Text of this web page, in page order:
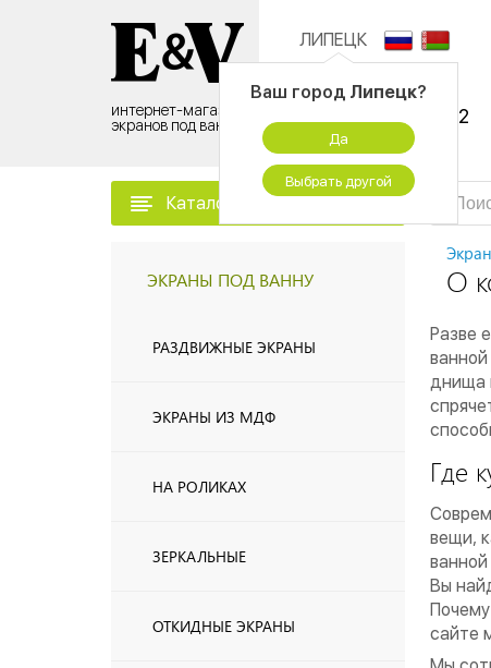
интернет-магазин
экранов под ванну
ЛИПЕЦК
Ваш город Липецк?
Да
Выбрать другой
Контактный центр:
8 (495) 500-96-52
временно не работаем
Каталог товаров
ЭКРАНЫ ПОД ВАННУ
РАЗДВИЖНЫЕ ЭКРАНЫ
ЭКРАНЫ ИЗ МДФ
НА РОЛИКАХ
ЗЕРКАЛЬНЫЕ
ОТКИДНЫЕ ЭКРАНЫ
О
Разве
днища
Где
вещи,
Вы
сайте